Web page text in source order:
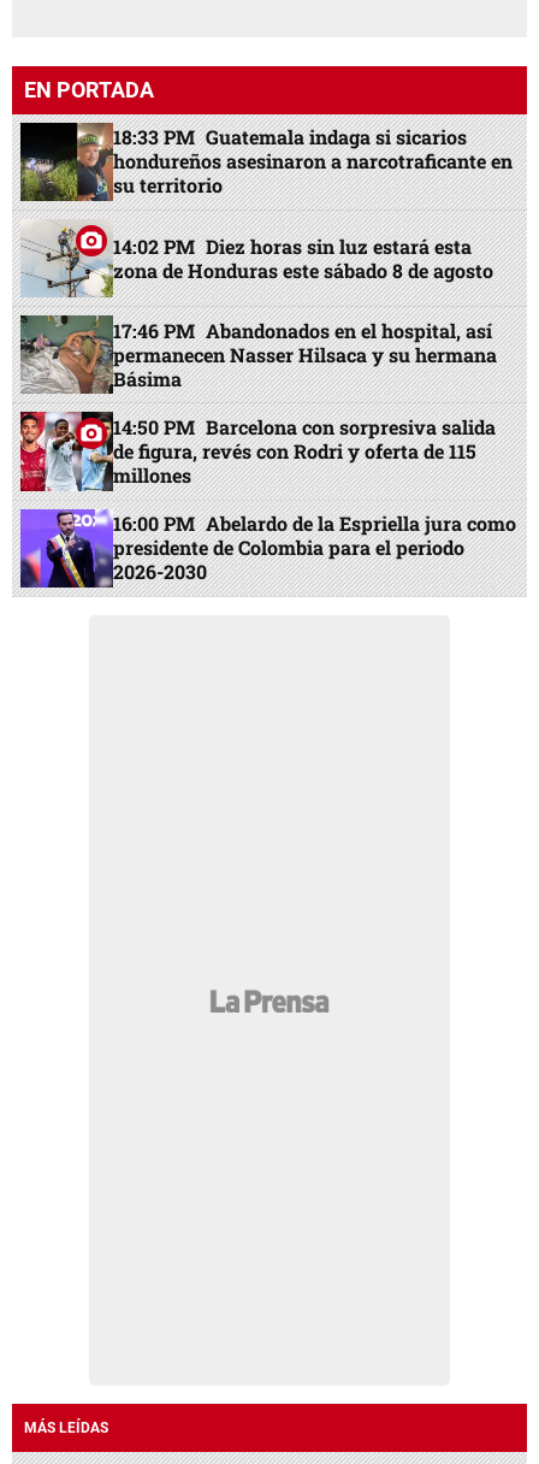
EN PORTADA
18:33 PM Guatemala indaga si sicarios
hondureños asesinaron a narcotraficante en
su territorio
14:02 PM Diez horas sin luz estará esta
zona de Honduras este sábado 8 de agosto
17:46 PM Abandonados en el hospital, así
permanecen Nasser Hilsaca y su hermana
Básima
14:50 PM Barcelona con sorpresiva salida
de figura, revés con Rodri y oferta de 115
millones
16:00 PM Abelardo de la Espriella jura como
presidente de Colombia para el periodo
2026-2030
MÁS LEÍDAS